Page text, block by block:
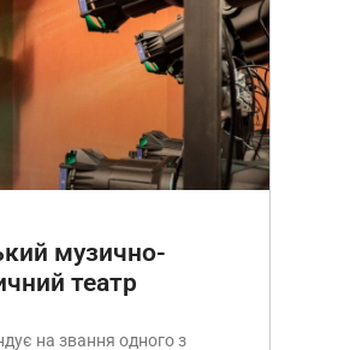
музично-
театр
на звання одного з